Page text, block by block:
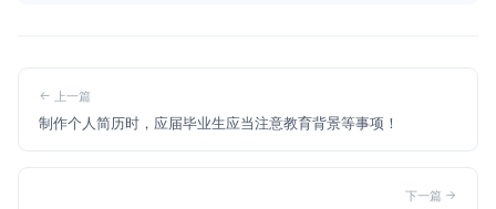
上一篇
制作个人简历时，应届毕业生应当注意教育背景等事项！
下一篇